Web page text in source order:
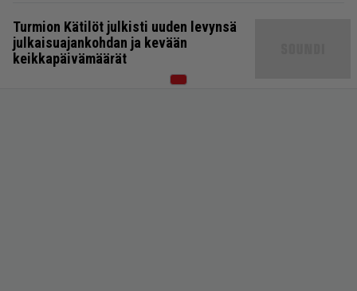
Turmion Kätilöt julkisti uuden levynsä
julkaisuajankohdan ja kevään
keikkapäivämäärät